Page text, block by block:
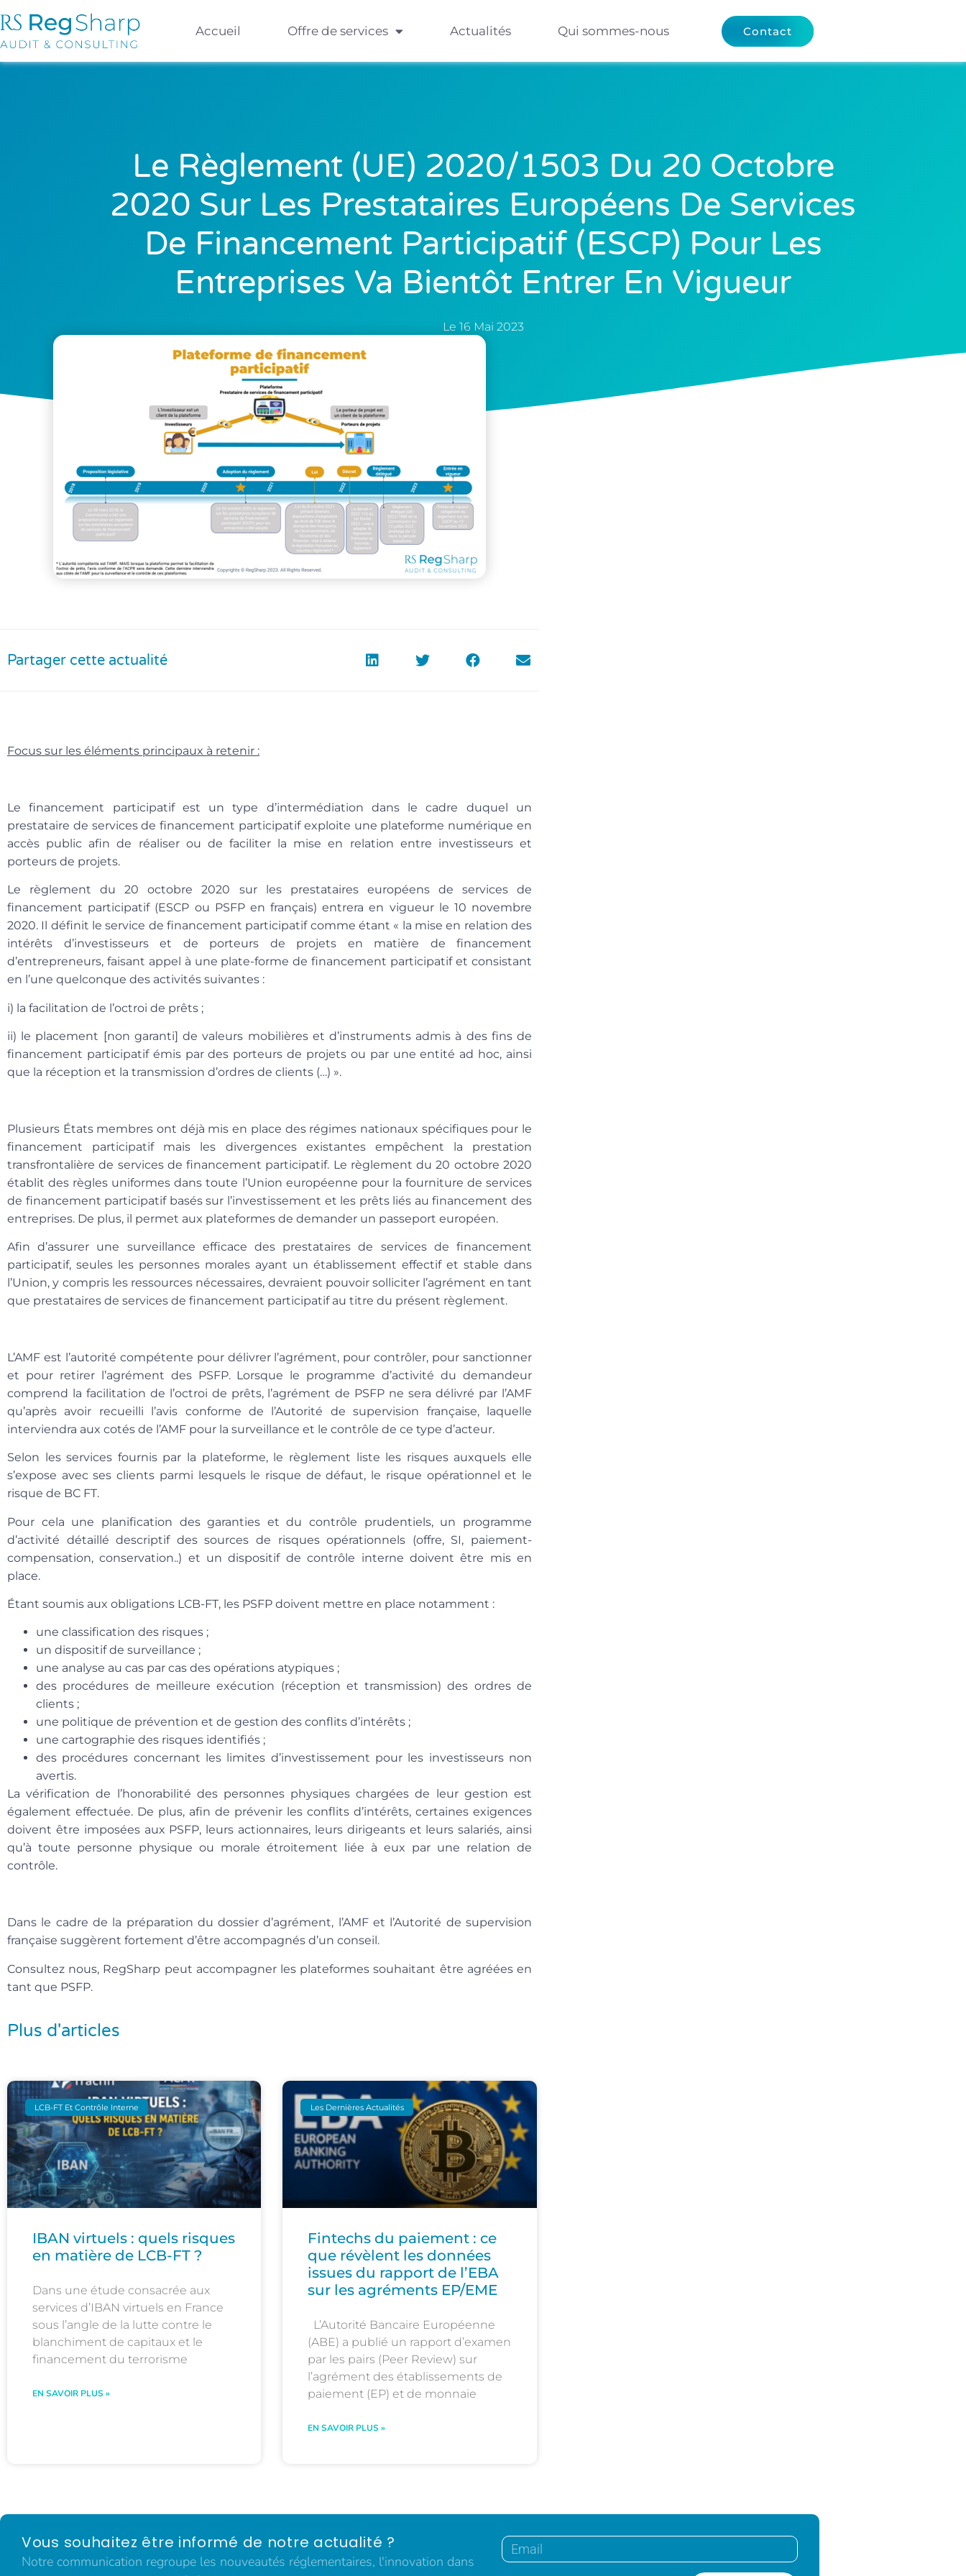
Accueil Offre de services Actualités Qui sommes-nous Contact
Le Règlement (UE) 2020/1503 Du 20 Octobre
2020 Sur Les Prestataires Européens De Services
De Financement Participatif (ESCP) Pour Les
Entreprises Va Bientôt Entrer En Vigueur
Le 16 Mai 2023
Partager cette actualité
Focus sur les éléments principaux à retenir :
Le financement participatif est un type d’intermédiation dans le cadre duquel un
prestataire de services de financement participatif exploite une plateforme numérique en
accès public afin de réaliser ou de faciliter la mise en relation entre investisseurs et
porteurs de projets.
Le règlement du 20 octobre 2020 sur les prestataires européens de services de
financement participatif (ESCP ou PSFP en français) entrera en vigueur le 10 novembre
2020. Il définit le service de financement participatif comme étant « la mise en relation des
intérêts d’investisseurs et de porteurs de projets en matière de financement
d’entrepreneurs, faisant appel à une plate-forme de financement participatif et consistant
en l’une quelconque des activités suivantes :
i) la facilitation de l’octroi de prêts ;
ii) le placement [non garanti] de valeurs mobilières et d’instruments admis à des fins de
financement participatif émis par des porteurs de projets ou par une entité ad hoc, ainsi
que la réception et la transmission d’ordres de clients (…) ».
Plusieurs États membres ont déjà mis en place des régimes nationaux spécifiques pour le
financement participatif mais les divergences existantes empêchent la prestation
transfrontalière de services de financement participatif. Le règlement du 20 octobre 2020
établit des règles uniformes dans toute l’Union européenne pour la fourniture de services
de financement participatif basés sur l’investissement et les prêts liés au financement des
entreprises. De plus, il permet aux plateformes de demander un passeport européen.
Afin d’assurer une surveillance efficace des prestataires de services de financement
participatif, seules les personnes morales ayant un établissement effectif et stable dans
l’Union, y compris les ressources nécessaires, devraient pouvoir solliciter l’agrément en tant
que prestataires de services de financement participatif au titre du présent règlement.
L’AMF est l’autorité compétente pour délivrer l’agrément, pour contrôler, pour sanctionner
et pour retirer l’agrément des PSFP. Lorsque le programme d’activité du demandeur
comprend la facilitation de l’octroi de prêts, l’agrément de PSFP ne sera délivré par l’AMF
qu’après avoir recueilli l’avis conforme de l’Autorité de supervision française, laquelle
interviendra aux cotés de l’AMF pour la surveillance et le contrôle de ce type d’acteur.
Selon les services fournis par la plateforme, le règlement liste les risques auxquels elle
s’expose avec ses clients parmi lesquels le risque de défaut, le risque opérationnel et le
risque de BC FT.
Pour cela une planification des garanties et du contrôle prudentiels, un programme
d’activité détaillé descriptif des sources de risques opérationnels (offre, SI, paiement-
compensation, conservation..) et un dispositif de contrôle interne doivent être mis en
place.
Étant soumis aux obligations LCB-FT, les PSFP doivent mettre en place notamment :
une classification des risques ;
un dispositif de surveillance ;
une analyse au cas par cas des opérations atypiques ;
des procédures de meilleure exécution (réception et transmission) des ordres de
clients ;
une politique de prévention et de gestion des conflits d’intérêts ;
une cartographie des risques identifiés ;
des procédures concernant les limites d’investissement pour les investisseurs non
avertis.
La vérification de l’honorabilité des personnes physiques chargées de leur gestion est
également effectuée. De plus, afin de prévenir les conflits d’intérêts, certaines exigences
doivent être imposées aux PSFP, leurs actionnaires, leurs dirigeants et leurs salariés, ainsi
qu’à toute personne physique ou morale étroitement liée à eux par une relation de
contrôle.
Dans le cadre de la préparation du dossier d’agrément, l’AMF et l’Autorité de supervision
française suggèrent fortement d’être accompagnés d’un conseil.
Consultez nous, RegSharp peut accompagner les plateformes souhaitant être agréées en
tant que PSFP.
Plus d'articles
LCB-FT Et Contrôle Interne
IBAN virtuels : quels risques
en matière de LCB-FT ?
Dans une étude consacrée aux
services d’IBAN virtuels en France
sous l’angle de la lutte contre le
blanchiment de capitaux et le
financement du terrorisme
EN SAVOIR PLUS »
Les Dernières Actualités
Fintechs du paiement : ce
que révèlent les données
issues du rapport de l’EBA
sur les agréments EP/EME
L’Autorité Bancaire Européenne
(ABE) a publié un rapport d’examen
par les pairs (Peer Review) sur
l’agrément des établissements de
paiement (EP) et de monnaie
EN SAVOIR PLUS »
Vous souhaitez être informé de notre actualité ?
Notre communication regroupe les nouveautés réglementaires, l'innovation dans